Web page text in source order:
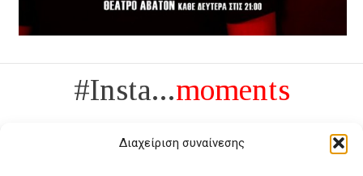
Διαχείριση συναίνεσης
#Insta...moments